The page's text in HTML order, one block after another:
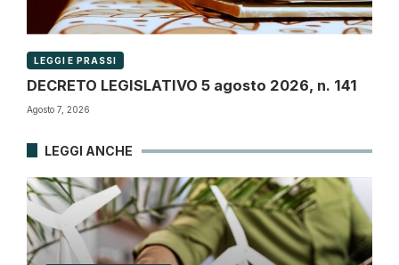
LEGGI E PRASSI
DECRETO LEGISLATIVO 5 agosto 2026, n. 141
Agosto 7, 2026
LEGGI ANCHE